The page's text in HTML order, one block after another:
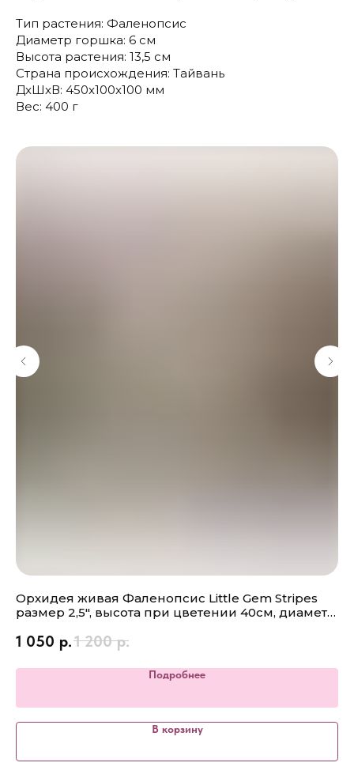
Тип растения: Фаленопсис
Диаметр горшка: 6 см
Высота растения: 13,5 см
Страна происхождения: Тайвань
ДxШxВ: 450x100x100 мм
Вес: 400 г
Орхидея живая Фаленопсис Little Gem Stripes
размер 2,5", высота при цветении 40см, диаметр
1 050 р.1 200 р.
Подробнее
В корзину